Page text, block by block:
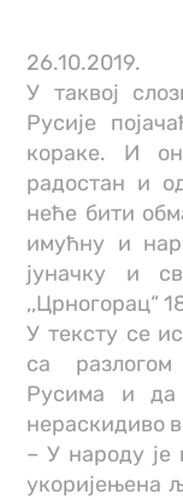
26.10.2019.
У таквој
Русије
кораке. И
радостан и
неће бити
имућну и
јуначку и
,,Црногорац“
У тексту се
са
Русима и
нераскидиво
– У народу је
укоријењена